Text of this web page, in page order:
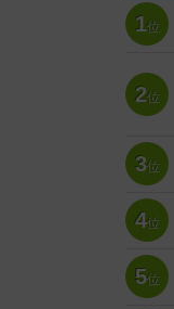
1位
2位
3位
4位
5位